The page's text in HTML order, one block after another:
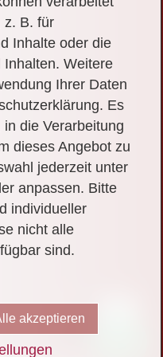
z. B. für
Inhalte oder die
Inhalten. Weitere
Ihrer Daten
Es
die Verarbeitung
dieses Angebot zu
jederzeit unter
anpassen. Bitte
individueller
nicht alle
sind.
akzeptieren